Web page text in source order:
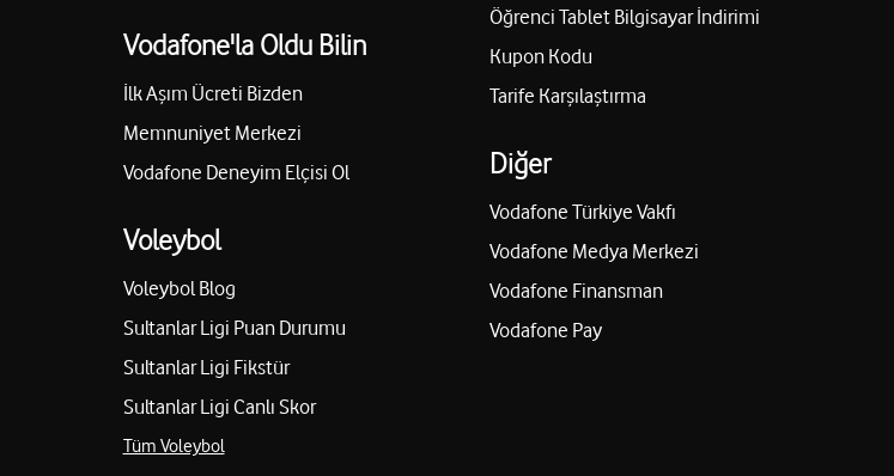
Vodafone'la Oldu Bilin
İlk Aşım Ücreti Bizden
Memnuniyet Merkezi
Vodafone Deneyim Elçisi Ol
Voleybol
Voleybol Blog
Sultanlar Ligi Puan Durumu
Sultanlar Ligi Fikstür
Sultanlar Ligi Canlı Skor
Tüm Voleybol
Öğrenci Tablet Bilgisayar İndirimi
Kupon Kodu
Tarife Karşılaştırma
Diğer
Vodafone Türkiye Vakfı
Vodafone Medya Merkezi
Vodafone Finansman
Vodafone Pay